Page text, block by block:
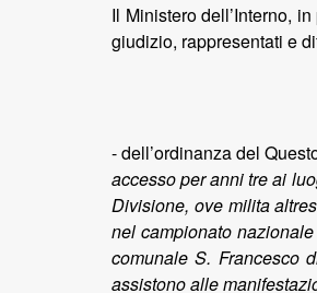
Il Ministero dell’Interno,
giudizio, rappresentati e
- dell’ordinanza del
accesso per anni tre ai
Divisione, ove milita
nel campionato
comunale S. Francesco
assistono alle